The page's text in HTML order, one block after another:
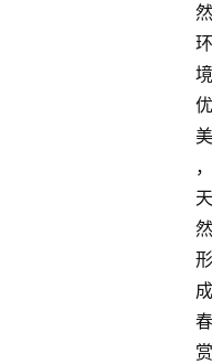
然
环
境
优
美
，
天
然
形
成
春
赏